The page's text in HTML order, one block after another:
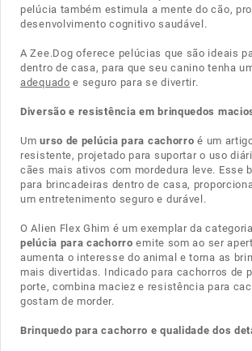
pelúcia também estimula a mente do cão,
desenvolvimento cognitivo saudável.
A Zee.Dog oferece pelúcias que são ideais
dentro de casa, para que seu canino tenha
adequado e seguro para se divertir.
Diversão e resistência em brinquedos
Umurso de pelúcia para cachorro é um
resistente, projetado para suportar o uso
cães mais ativos com mordedura leve. Esse
para brincadeiras dentro de casa,
um entretenimento seguro e durável.
O Alien Flex Ghim é um exemplar da
pelúcia para cachorro emite som ao ser
aumenta o interesse do animal e torna as
mais divertidas. Indicado para cachorros de
porte, combina maciez e resistência para
gostam de morder.
Brinquedo para cachorro e qualidade dos